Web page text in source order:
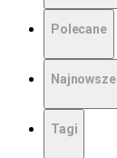
Polecane
Najnowsze
Tagi